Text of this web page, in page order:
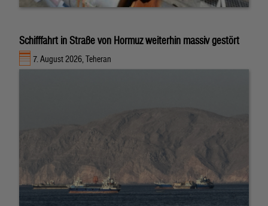
Schifffahrt in Straße von Hormuz weiterhin massiv gestört
7. August 2026, Teheran